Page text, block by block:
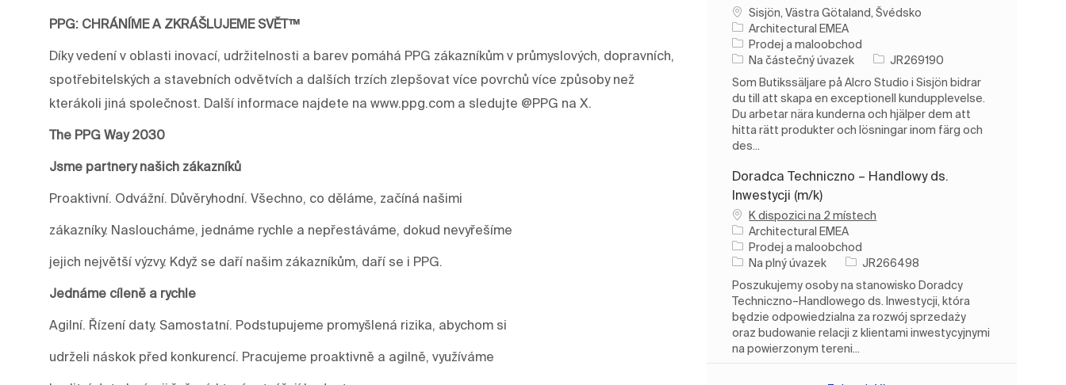
PPG: CHRÁNÍME A ZKRÁŠLUJEME SVĚT™
Díky vedení v oblasti inovací, udržitelnosti a barev pomáhá PPG zákazníkům v průmyslových, dopravních,
spotřebitelských a stavebních odvětvích a dalších trzích zlepšovat více povrchů více způsoby než
kterákoli jiná společnost. Další informace najdete na www.ppg.com a sledujte @PPG na X.
The PPG Way 2030
Jsme partnery našich zákazníků
Proaktivní. Odvážní. Důvěryhodní. Všechno, co děláme, začíná našimi
zákazníky. Nasloucháme, jednáme rychle a nepřestáváme, dokud nevyřešíme
jejich největší výzvy. Když se daří našim zákazníkům, daří se i PPG.
Jednáme cíleně a rychle
Agilní. Řízení daty. Samostatní. Podstupujeme promyšlená rizika, abychom si
udrželi náskok před konkurencí. Pracujeme proaktivně a agilně, využíváme
Umístění
Sisjön, Västra Götaland, Švédsko
Architectural EMEA
Kategorie
Prodej a maloobchod
Typ úlohy
Na částečný úvazek ID úlohy
JR269190
Som Butikssäljare på Alcro Studio i Sisjön bidrar
du till att skapa en exceptionell kundupplevelse.
Du arbetar nära kunderna och hjälper dem att
hitta rätt produkter och lösningar inom färg och
des...
Doradca Techniczno – Handlowy ds.
Inwestycji (m/k)
K dispozici na 2 místech
Architectural EMEA
Kategorie
Prodej a maloobchod
Typ úlohy
Na plný úvazek ID úlohy
JR266498
Poszukujemy osoby na stanowisko Doradcy
Techniczno–Handlowego ds. Inwestycji, która
będzie odpowiedzialna za rozwój sprzedaży
oraz budowanie relacji z klientami inwestycyjnymi
na powierzonym tereni...